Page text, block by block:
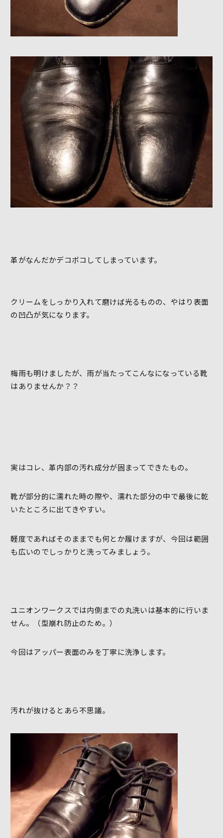
革がなんだかデコボコしてしまっています。
クリームをしっかり入れて磨けば光るものの、やはり表面
の凹凸が気になります。
梅雨も明けましたが、雨が当たってこんなになっている靴
はありませんか？？
実はコレ、革内部の汚れ成分が固まってできたもの。
靴が部分的に濡れた時の際や、濡れた部分の中で最後に乾
いたところに出てきやすい。
軽度であればそのままでも何とか履けますが、今回は範囲
も広いのでしっかりと洗ってみましょう。
ユニオンワークスでは内側までの丸洗いは基本的に行いま
せん。（型崩れ防止のため。）
今回はアッパー表面のみを丁寧に洗浄します。
汚れが抜けるとあら不思議。